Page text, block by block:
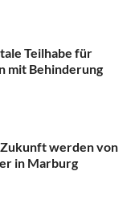
Teilhabe für
mit Behinderung
werden von
in Marburg